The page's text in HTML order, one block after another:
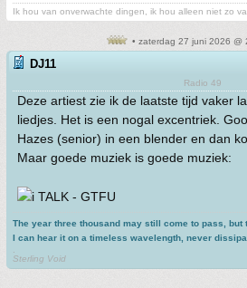
Ik hou van onverwachte dingen, ik hou alleen niet zo
• zaterdag 27 juni 2026 @
DJ11
Radio 49
Deze artiest zie ik de laatste tijd vaker
liedjes. Het is een nogal excentriek.
Hazes (senior) in een blender en dan
Maar goede muziek is goede muziek:
TALK - GTFU
The year three thousand may still come to pass,
I can hear it on a timeless wavelength, never
Sterling Void